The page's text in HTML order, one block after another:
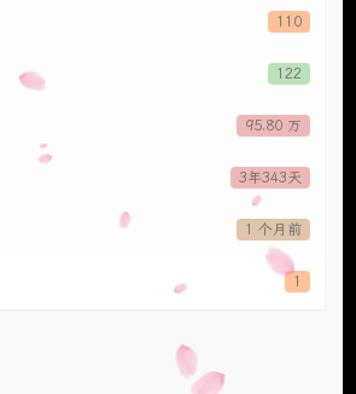
110
122
95.80 万
3年343天
1 个月前
1